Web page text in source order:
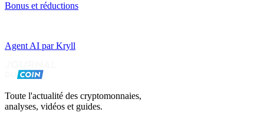
Bonus et réductions
Agent AI par Kryll
Toute l'actualité des cryptomonnaies,
analyses, vidéos et guides.